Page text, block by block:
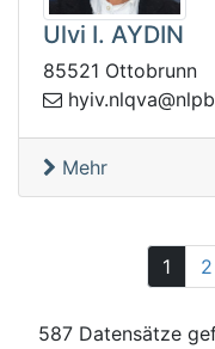
Ulvi I. AYDIN
85521 Ottobrunn
qln.viyh
Mehr
1 2
587 Datensätze